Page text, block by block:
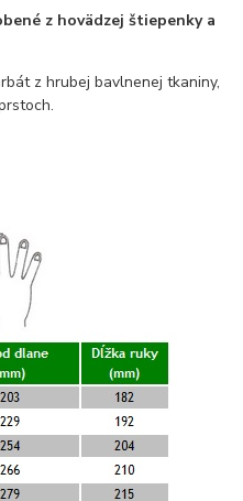
z hovädzej štiepenky a
z hrubej bavlnenej tkaniny,